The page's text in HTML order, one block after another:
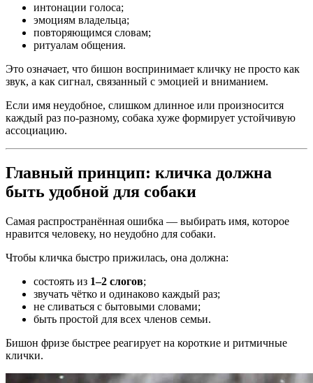
интонации голоса;
эмоциям владельца;
повторяющимся словам;
ритуалам общения.
Это означает, что бишон воспринимает кличку не просто как
звук, а как сигнал, связанный с эмоцией и вниманием.
Если имя неудобное, слишком длинное или произносится
каждый раз по-разному, собака хуже формирует устойчивую
ассоциацию.
Главный принцип: кличка должна
быть удобной для собаки
Самая распространённая ошибка — выбирать имя, которое
нравится человеку, но неудобно для собаки.
Чтобы кличка быстро прижилась, она должна:
состоять из 1–2 слогов;
звучать чётко и одинаково каждый раз;
не сливаться с бытовыми словами;
быть простой для всех членов семьи.
Бишон фризе быстрее реагирует на короткие и ритмичные
клички.